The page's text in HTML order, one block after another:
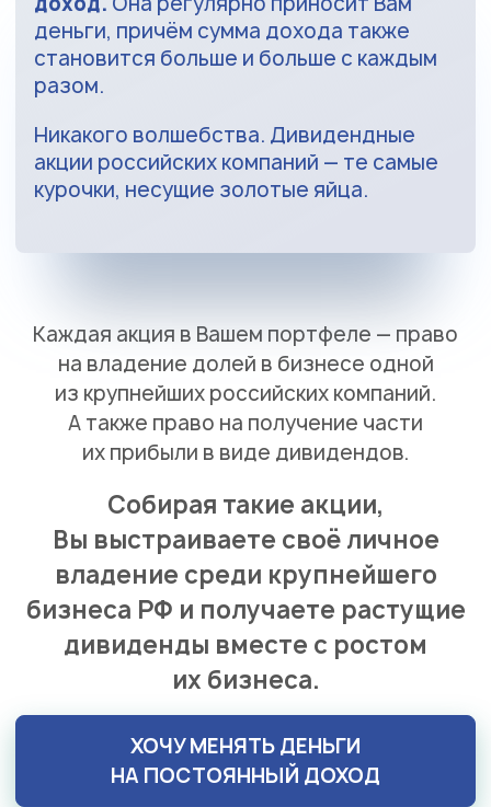
деньги, причём сумма дохода также
становится больше и больше с каждым
разом.
Никакого волшебства. Дивидендные
акции российских компаний — те самые
курочки, несущие золотые яйца.
Каждая акция в Вашем портфеле — право
на владение долей в бизнесе одной
из крупнейших российских компаний.
А также право на получение части
их прибыли в виде дивидендов.
Собирая такие акции,
Вы выстраиваете своё личное
владение среди крупнейшего
бизнеса РФ и получаете растущие
дивиденды вместе с ростом
их бизнеса.
ХОЧУ МЕНЯТЬ ДЕНЬГИ
НА ПОСТОЯННЫЙ ДОХОД